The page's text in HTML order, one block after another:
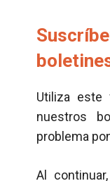
Utiliza este
nuestros
problema
Al